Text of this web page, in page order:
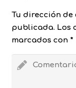
Tu dirección de
publicada. Los
marcados con *